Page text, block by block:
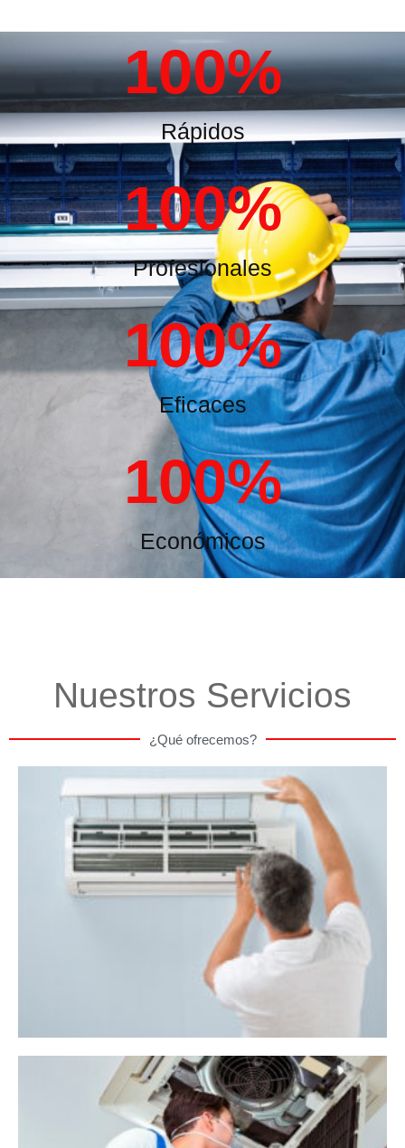
Rápidos
100%
Profesionales
100%
Eficaces
100%
Económicos
100%
Nuestros Servicios
¿Qué ofrecemos?